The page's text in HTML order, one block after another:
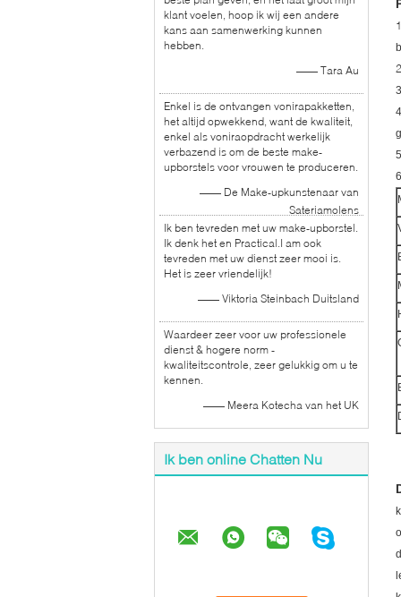
klant voelen, hoop ik wij een andere
kans aan samenwerking kunnen
hebben.
—— Tara Au
Enkel is de ontvangen vonirapakketten,
het altijd opwekkend, want de kwaliteit,
enkel als voniraopdracht werkelijk
verbazend is om de beste make-
upborstels voor vrouwen te produceren.
—— De Make-upkunstenaar van
Sateriamolens
Ik ben tevreden met uw make-upborstel.
Ik denk het en Practical.I am ook
tevreden met uw dienst zeer mooi is.
Het is zeer vriendelijk!
—— Viktoria Steinbach Duitsland
Waardeer zeer voor uw professionele
dienst & hogere norm -
kwaliteitscontrole, zeer gelukkig om u te
kennen.
—— Meera Kotecha van het UK
Ik ben online Chatten Nu